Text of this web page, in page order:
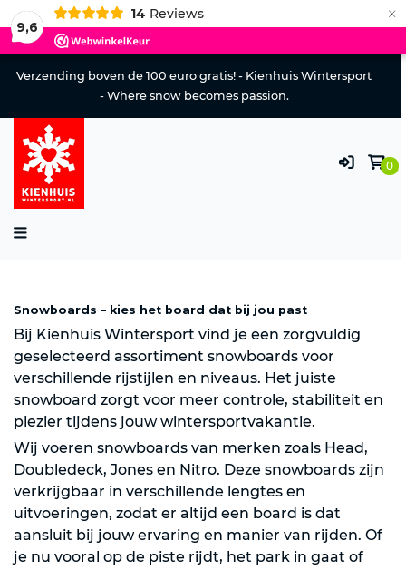
9,6
14 Reviews ×
Verzending boven de 100 euro gratis! - Kienhuis Wintersport
- Where snow becomes passion.
0
Snowboards – kies het board dat bij jou past
Bij Kienhuis Wintersport vind je een zorgvuldig
geselecteerd assortiment snowboards voor
verschillende rijstijlen en niveaus. Het juiste
snowboard zorgt voor meer controle, stabiliteit en
plezier tijdens jouw wintersportvakantie.
Wij voeren snowboards van merken zoals Head,
Doubledeck, Jones en Nitro. Deze snowboards zijn
verkrijgbaar in verschillende lengtes en
uitvoeringen, zodat er altijd een board is dat
aansluit bij jouw ervaring en manier van rijden. Of
je nu vooral op de piste rijdt, het park in gaat of